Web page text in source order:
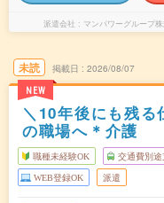
派遣会社 マンパワーグループ
未読
NEW
掲載日 2026/08/07
＼10年後にも残る
の職場へ＊介護
職種未経験OK 交通費別途
WEB登録OK 派遣